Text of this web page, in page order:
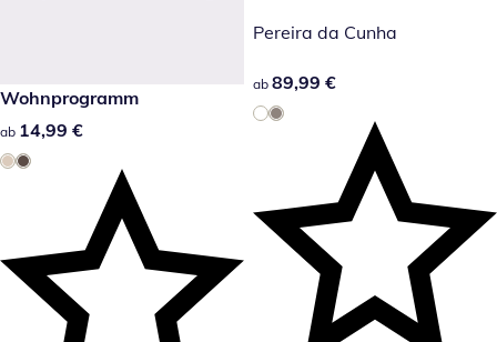
14,99 €
Wohnprogramm
14,99 €
ab 14,99 €
Pereira da Cunha
89,99 €
ab 89,99 €